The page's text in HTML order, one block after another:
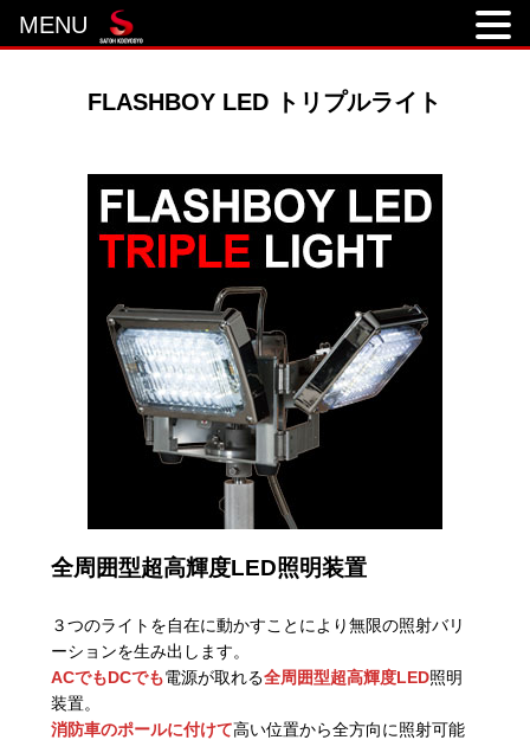
FLASHBOY LED トリプルライト
全周囲型超高輝度LED照明装置
３つのライトを自在に動かすことにより無限の照射バリ
ーションを生み出します。
ACでもDCでも電源が取れる全周囲型超高輝度LED照明
装置。
消防車のポールに付けて高い位置から全方向に照射可能
MENU